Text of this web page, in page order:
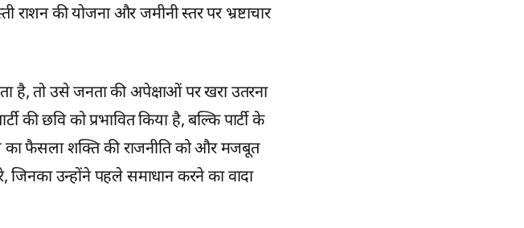
की योजना और जमीनी स्तर पर भ्रष्टाचार
है, तो उसे जनता की अपेक्षाओं पर खरा उतरना
की छवि को प्रभावित किया है, बल्कि पार्टी के
का फैसला शक्ति की राजनीति को और मजबूत
उन्होंने पहले समाधान करने का वादा